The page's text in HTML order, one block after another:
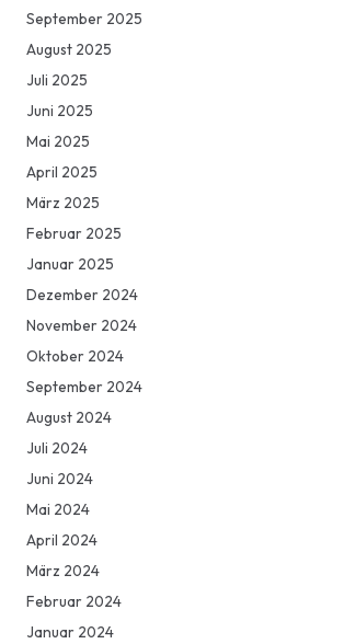
September 2025
August 2025
Juli 2025
Juni 2025
Mai 2025
April 2025
März 2025
Februar 2025
Januar 2025
Dezember 2024
November 2024
Oktober 2024
September 2024
August 2024
Juli 2024
Juni 2024
Mai 2024
April 2024
März 2024
Februar 2024
Januar 2024